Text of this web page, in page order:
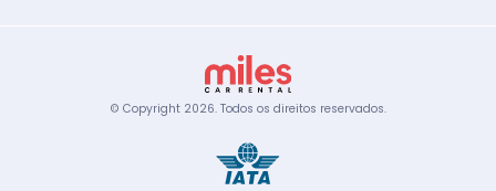
© Copyright 2026. Todos os direitos reservados.